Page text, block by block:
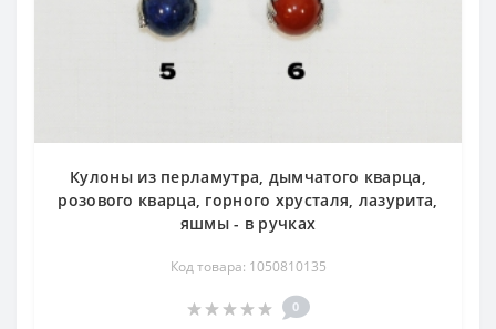
Кулоны из перламутра, дымчатого кварца,
розового кварца, горного хрусталя, лазурита,
яшмы - в ручках
Код товара: 1050810135
0